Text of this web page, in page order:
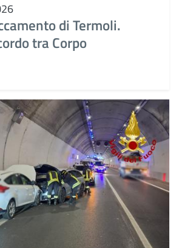
di Termoli.
tra Corpo